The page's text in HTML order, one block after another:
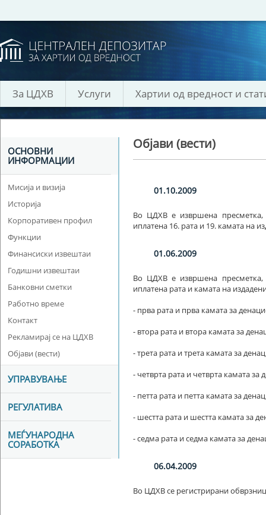
За ЦДХВ Услуги Хартии од вредност и
ОСНОВНИ
ИНФОРМАЦИИ
Мисија и визија
Историја
Корпоративен профил
Функции
Финансиски извештаи
Годишни извештаи
Банковни сметки
Работно време
Контакт
Рекламирај се на ЦДХВ
Објави (вести)
УПРАВУВАЊЕ
РЕГУЛАТИВА
МЕЃУНАРОДНА
СОРАБОТКА
Објави (вести)
01.10.2009
Во ЦДХВ е извршена
иплатена 16. рата и 19. камата на
01.06.2009
Во ЦДХВ е извршена
иплатена рата и камата на
- прва рата и прва камата за
- втора рата и втора камата за
- трета рата и трета камата за
- четврта рата и четврта камата за
- петта рата и петта камата за
- шестта рата и шестта камата за
- седма рата и седма камата за
06.04.2009
Во ЦДХВ се регистрирани